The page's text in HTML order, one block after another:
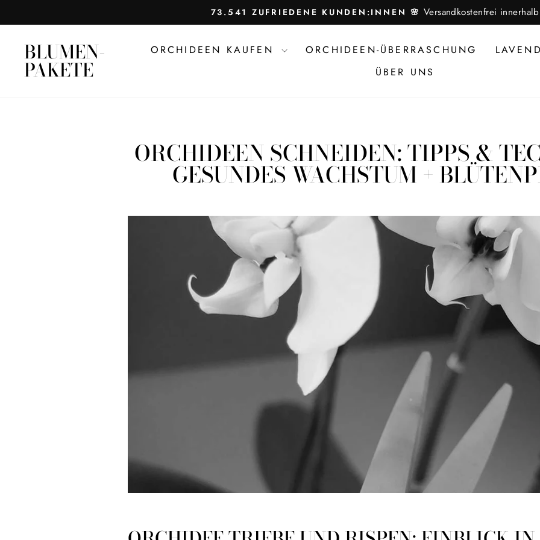
zum
Pause
Diashow
73.541 ZUFRIEDENE KUNDEN:INNEN 🌸 Versandkostenfrei
BLUMEN-
PAKETE
ORCHIDEEN KAUFEN ORCHIDEEN-ÜBERRASCHUNG
ÜBER UNS
ORCHIDEEN SCHNEIDEN: TIPPS &
GESUNDES WACHSTUM +